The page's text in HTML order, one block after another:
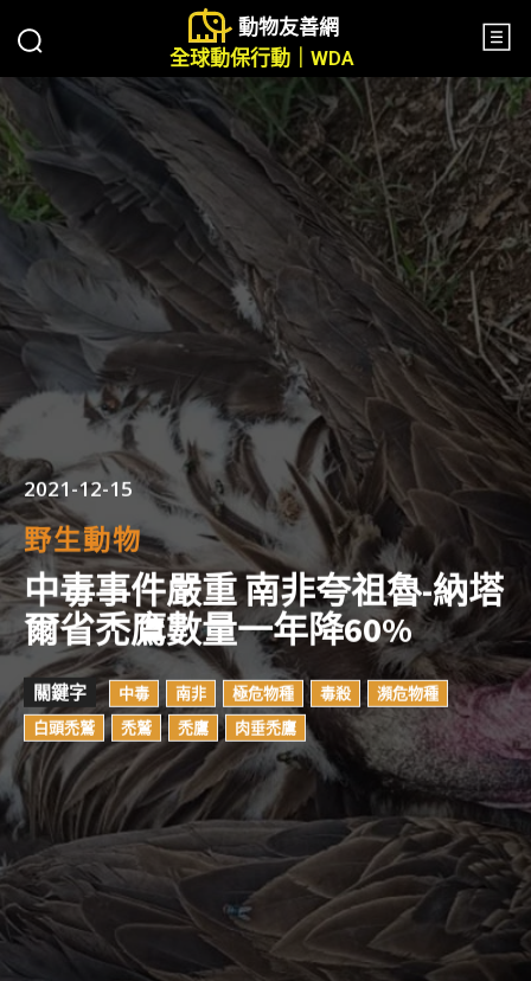
動物友善網
全球動保行動｜WDA
2021-12-15
野生動物
中毒事件嚴重 南非夸祖魯-納塔
爾省禿鷹數量一年降60%
關鍵字 中毒 南非 極危物種 毒殺
瀕危物種
白頭禿鷲
禿鷲 禿鷹 肉垂禿鷹